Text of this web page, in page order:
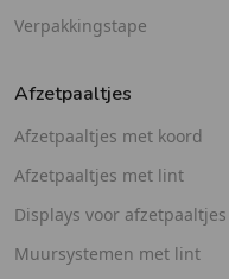
Verpakkingstape
Afzetpaaltjes
Afzetpaaltjes met koord
Afzetpaaltjes met lint
Displays voor afzetpaaltjes
Muursystemen met lint